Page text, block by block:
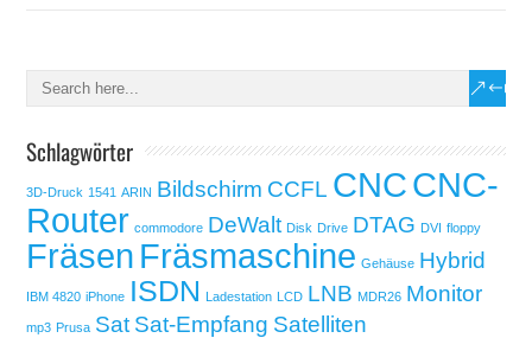
Schlagwörter
3D-Druck 1541 ARIN Bildschirm CCFL CNCCNC-
Router commodore DeWalt Disk Drive DTAG DVI floppy
Fräsen Fräsmaschine Gehäuse Hybrid
IBM 4820 iPhone ISDN Ladestation LCD LNB MDR26 Monitor
mp3 Prusa Sat Sat-Empfang Satelliten